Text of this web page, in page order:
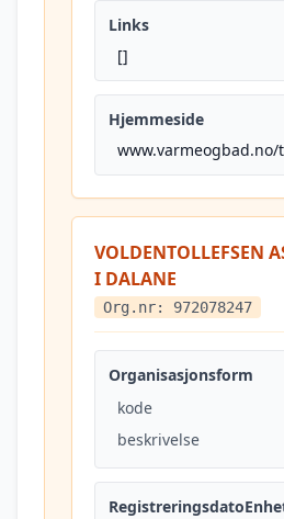
Links
[]
Hjemmeside
www.varmeogbad.no/
VOLDENTOLLEFSEN
I DALANE
Org.nr: 972078247
Organisasjonsform
kode
beskrivelse